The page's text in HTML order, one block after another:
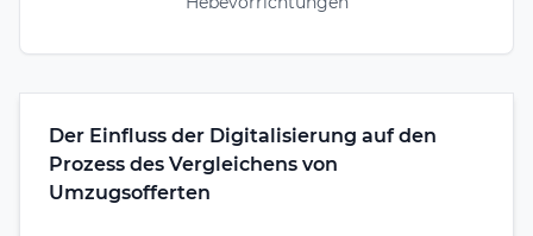
Der Einfluss der Digitalisierung auf den
Prozess des Vergleichens von
Umzugsofferten